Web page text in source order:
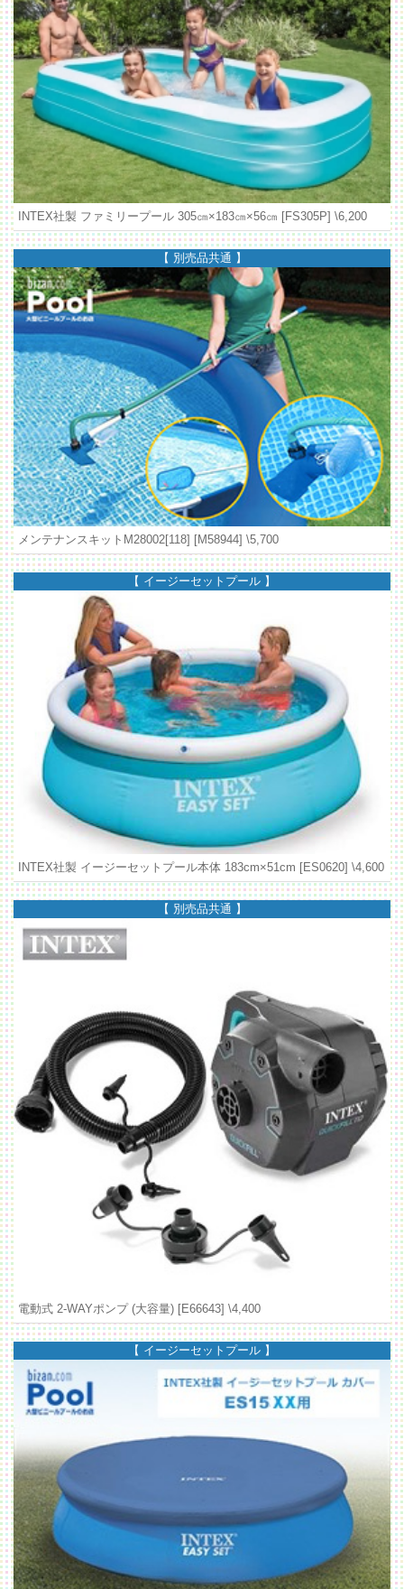
INTEX社製 ファミリープール 305㎝×183㎝×56㎝ [FS305P] \6,200
【 別売品共通 】
メンテナンスキットM28002[118] [M58944] \5,700
【 イージーセットプール 】
INTEX社製 イージーセットプール本体 183cm×51cm [ES0620] \4,600
【 別売品共通 】
電動式 2-WAYポンプ (大容量) [E66643] \4,400
【 イージーセットプール 】